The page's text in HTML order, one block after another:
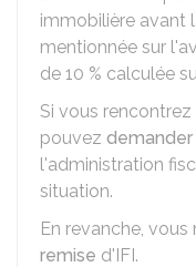
immobilière avant
mentionnée sur
de 10 % calculée
Si vous
pouvez
l'administration
situation.
En revanche,
remise d'IFI.